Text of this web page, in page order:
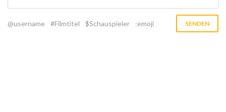
@username #Filmtitel $Schauspieler :emoji